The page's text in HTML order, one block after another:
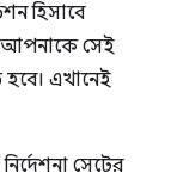
হিসাবে
আপনাকে সেই
এখানেই
সেটের